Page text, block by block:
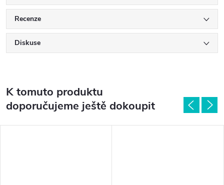
Recenze
Diskuse
K tomuto produktu
doporučujeme ještě dokoupit